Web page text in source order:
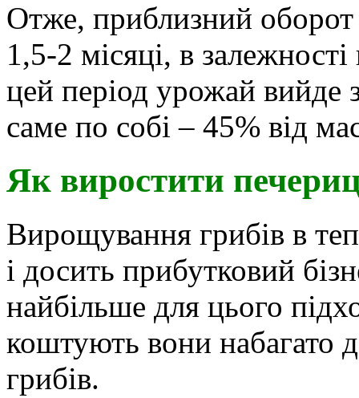
Отже, приблизний оборот
1,5-2 місяці, в
цей період урожай
саме по собі – 45% від
Як виростити
Вирощування грибів в
і досить прибутковий
найбільше для цього
коштують вони набагато
грибів.